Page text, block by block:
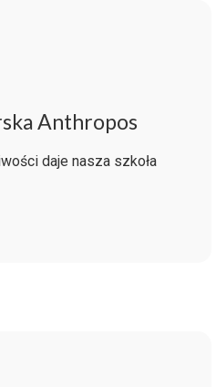
Anthropos
daje nasza szkoła